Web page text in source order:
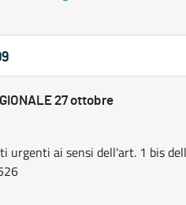
27 ottobre
urgenti ai sensi dell'art. 1 bis